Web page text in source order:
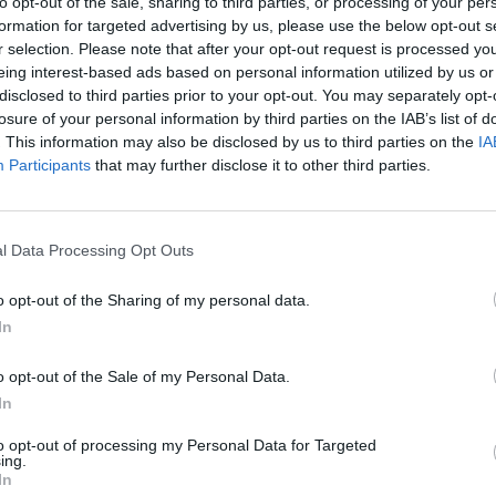
for targeted advertising by us, please use the below opt-out
selection. Please note that after your opt-out request is processed
interest-based ads based on personal information utilized by us
to third parties prior to your opt-out. You may separately
of your personal information by third parties on the IAB’s list of
This information may also be disclosed by us to third parties on the
Participants that may further disclose it to other third parties.
Data Processing Opt Outs
opt-out of the Sharing of my personal data.
opt-out of the Sale of my Personal Data.
opt-out of processing my Personal Data for Targeted
literaturze obozowej. Na przykład w tomie
Autor ten również trafił w czasie wojny do
się on od sowieckich łagrów tym, że określone
do katorżniczej i wyniszczającej pracy. W
opisuje, jak więźniowie przyjmowali kolejny transport
stada wokół świeżej ofiary. Przybysze nie wiedzieli
było ukraść coś wartościowego: ubranie,
Nikt nie przejmował się tym, że przybysze też są
i niektórzy z nich za chwilę stracą życie. Człowiek
jakie predestynowały go wcześniej, by mógł być